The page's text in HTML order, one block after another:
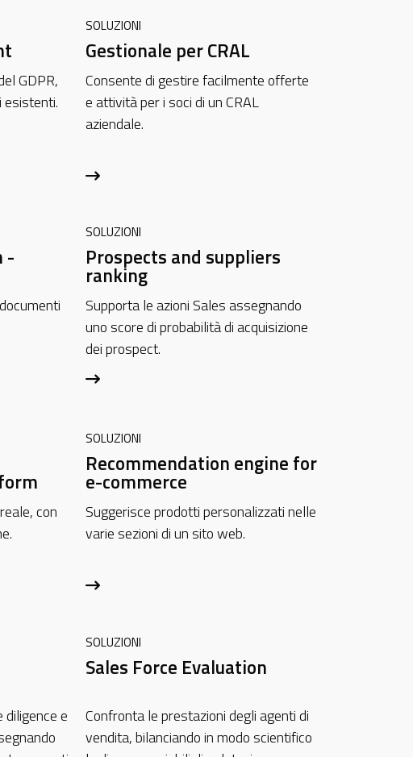
GDPR,
esistenti.
SOLUZIONI
Gestionale per CRAL
Consente di gestire facilmente offerte
e attività per i soci di un CRAL
aziendale.
-
SOLUZIONI
Prospects and suppliers
ranking
Supporta le azioni Sales assegnando
uno score di probabilità di acquisizione
dei prospect.
con
SOLUZIONI
Recommendation engine for
e-commerce
Suggerisce prodotti personalizzati nelle
varie sezioni di un sito web.
diligence e
SOLUZIONI
Sales Force Evaluation
Confronta le prestazioni degli agenti di
vendita, bilanciando in modo scientifico